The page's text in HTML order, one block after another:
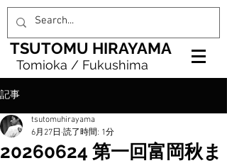
TSUTOMU HIRAYAMA
Tomioka / Fukushima
記事
20260624 第一回富岡秋ま
tsutomuhirayama
6月27日 読了時間: 1分